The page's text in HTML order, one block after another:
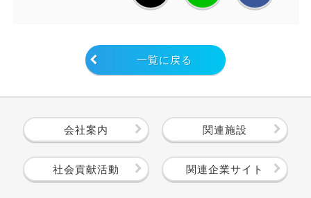
一覧に戻る
会社案内 関連施設
社会貢献活動 関連企業サイト